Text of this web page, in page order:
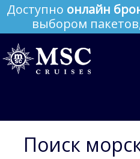
Доступно онлайн
выбором
Поиск